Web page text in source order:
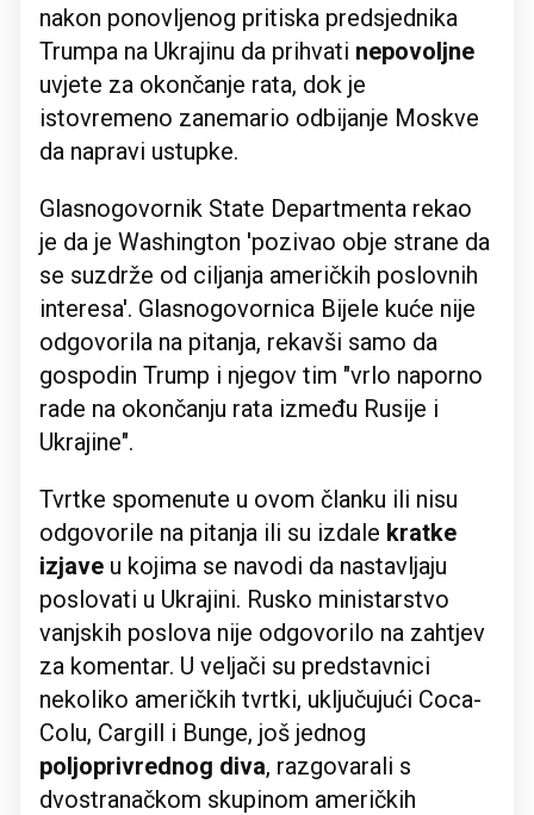
nakon ponovljenog pritiska predsjednika
Trumpa na Ukrajinu da prihvati nepovoljne
uvjete za okončanje rata, dok je
istovremeno zanemario odbijanje Moskve
da napravi ustupke.
Glasnogovornik State Departmenta rekao
je da je Washington 'pozivao obje strane da
se suzdrže od ciljanja američkih poslovnih
interesa'. Glasnogovornica Bijele kuće nije
odgovorila na pitanja, rekavši samo da
gospodin Trump i njegov tim "vrlo naporno
rade na okončanju rata između Rusije i
Ukrajine".
Tvrtke spomenute u ovom članku ili nisu
odgovorile na pitanja ili su izdale kratke
izjave u kojima se navodi da nastavljaju
poslovati u Ukrajini. Rusko ministarstvo
vanjskih poslova nije odgovorilo na zahtjev
za komentar. U veljači su predstavnici
nekoliko američkih tvrtki, uključujući Coca-
Colu, Cargill i Bunge, još jednog
poljoprivrednog diva, razgovarali s
dvostranačkom skupinom američkih